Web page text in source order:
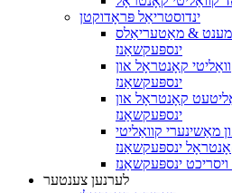
ינדוסטריאַל פּראָדוקטן
& מאַטעריאַלס
ינספּעקשאַנז
קאָנטראָל און
ינספּעקשאַנז
קאָנטראָל און
ינספּעקשאַנז
מאַשינערי קוואַליטי
ינספּעקשאַנז
ינספּעקשאַנז
לערנען צענטער